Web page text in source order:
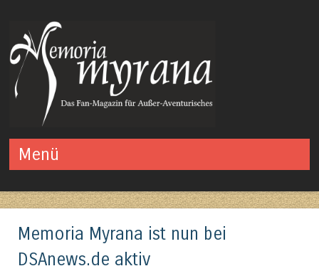
Menü
Memoria Myrana ist nun bei
DSAnews.de aktiv